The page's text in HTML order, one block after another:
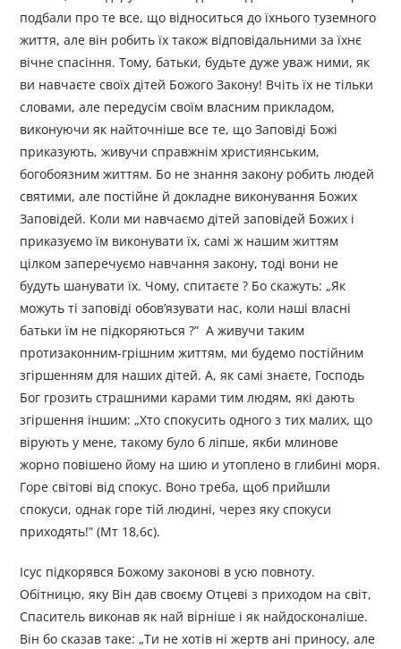
подбали про те все, що відноситься до їхнього туземного
життя, але він робить їх також відповідальними за їхнє
вічне спасіння. Тому, батьки, будьте дуже уваж ними, як
ви навчаєте своїх дітей Божого Закону! Вчіть їх не тільки
словами, але передусім своїм власним прикладом,
виконуючи як найточніше все те, що Заповіді Божі
приказують, живучи справжнім християнським,
богобоязним життям. Бо не знання закону робить людей
святими, але постійне й докладне виконування Божих
Заповідей. Коли ми навчаємо дітей заповідей Божих і
приказуємо їм виконувати їх, самі ж нашим життям
цілком заперечуємо навчання закону, тоді вони не
будуть шанувати їх. Чому, спитаєте ? Бо скажуть: „Як
можуть ті заповіді обов’язувати нас, коли наші власні
батьки їм не підкоряються ?” А живучи таким
протизаконним-грішним життям, ми будемо постійним
згіршенням для наших дітей. А, як самі знаєте, Господь
Бог грозить страшними карами тим людям, які дають
згіршення іншим: „Хто спокусить одного з тих малих, що
вірують у мене, такому було б ліпше, якби млинове
жорно повішено йому на шию и утоплено в глибині моря.
Горе світові від спокус. Воно треба, щоб прийшли
спокуси, однак горе тій людині, через яку спокуси
приходять!” (Мт 18,6с).
Ісус підкорявся Божому законові в усю повноту.
Обітницю, яку Він дав своєму Отцеві з приходом на світ,
Спаситель виконав як най вірніше і як найдосконаліше.
Він бо сказав таке: „Ти не хотів ні жертв ані приносу, але